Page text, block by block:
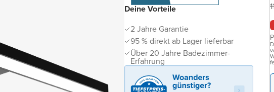
Deine Vorteile
2 Jahre Garantie
95 % direkt ab Lager lieferbar
Über 20 Jahre Badezimmer-
Erfahrung